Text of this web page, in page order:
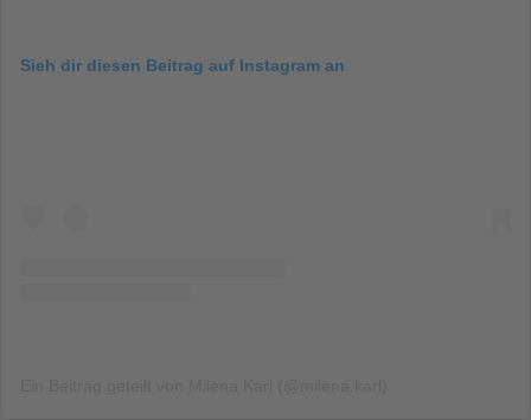
Sieh dir diesen Beitrag auf Instagram an